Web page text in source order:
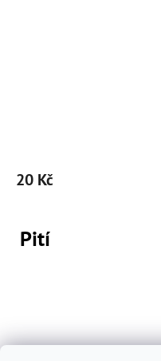
20 Kč
Pití